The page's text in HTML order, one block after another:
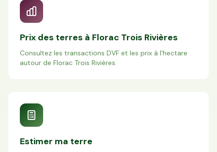
Prix des terres à Florac Trois Rivières
Consultez les transactions DVF et les prix à l'hectare
autour de Florac Trois Rivières.
Estimer ma terre